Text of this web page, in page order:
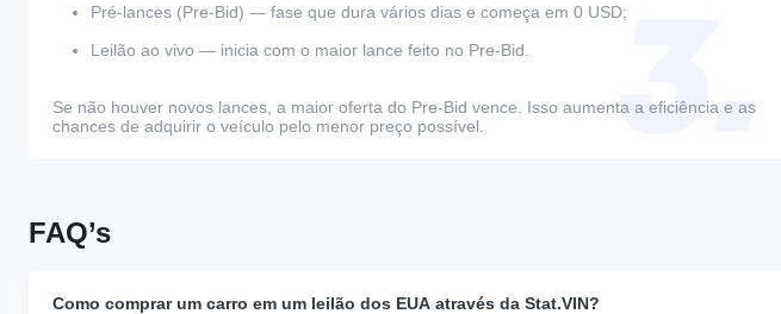
Pré-lances (Pre-Bid) — fase que dura vários dias e começa em 0 USD;
Leilão ao vivo — inicia com o maior lance feito no Pre-Bid.
Se não houver novos lances, a maior oferta do Pre-Bid vence. Isso aumenta a eficiência e as
chances de adquirir o veículo pelo menor preço possível.
FAQ’s
Como comprar um carro em um leilão dos EUA através da Stat.VIN?